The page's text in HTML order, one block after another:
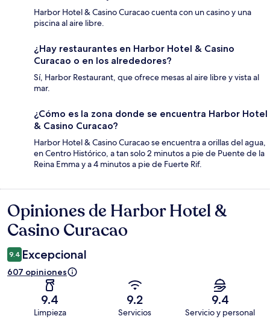
Harbor Hotel & Casino Curacao cuenta con un casino y una
piscina al aire libre.
¿Hay restaurantes en Harbor Hotel & Casino
Curacao o en los alrededores?
Sí, Harbor Restaurant, que ofrece mesas al aire libre y vista al
mar.
¿Cómo es la zona donde se encuentra Harbor Hotel
& Casino Curacao?
Harbor Hotel & Casino Curacao se encuentra a orillas del agua,
en Centro Histórico, a tan solo 2 minutos a pie de Puente de la
Reina Emma y a 4 minutos a pie de Fuerte Rif.
Opiniones
Opiniones de Harbor Hotel &
Casino Curacao
9.4 Excepcional
607 opiniones
9.4
Limpieza
9.2
Servicios
9.4
Servicio y personal